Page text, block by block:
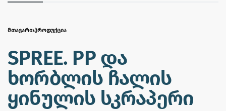
ᲛᲗᲐᲕᲐᲠᲘ›ᲞᲠᲝᲓᲣᲥᲪᲘᲐ
SPREE. PP და
ხორბლის ჩალის
ყინულის სკრაპერი